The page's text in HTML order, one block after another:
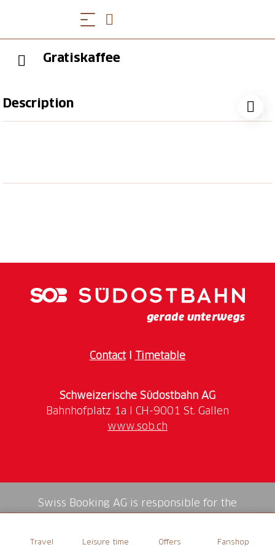
Travel Leisure time Offers Fanshop
Gratiskaffee
Description
ContactI Timetable
Schweizerische Südostbahn AG
www.sob.ch
Swiss Booking AG is responsible for the